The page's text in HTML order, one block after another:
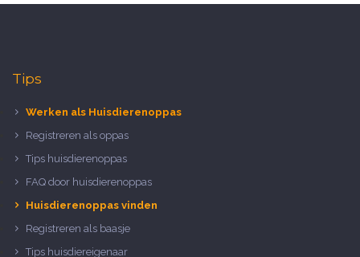
Tips
Werken als Huisdierenoppas
Registreren als oppas
Tips huisdierenoppas
FAQ door huisdierenoppas
Huisdierenoppas vinden
Registreren als baasje
Tips huisdiereigenaar